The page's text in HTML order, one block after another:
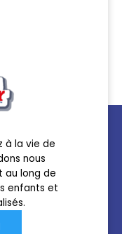
à la vie de
nous
long de
enfants et